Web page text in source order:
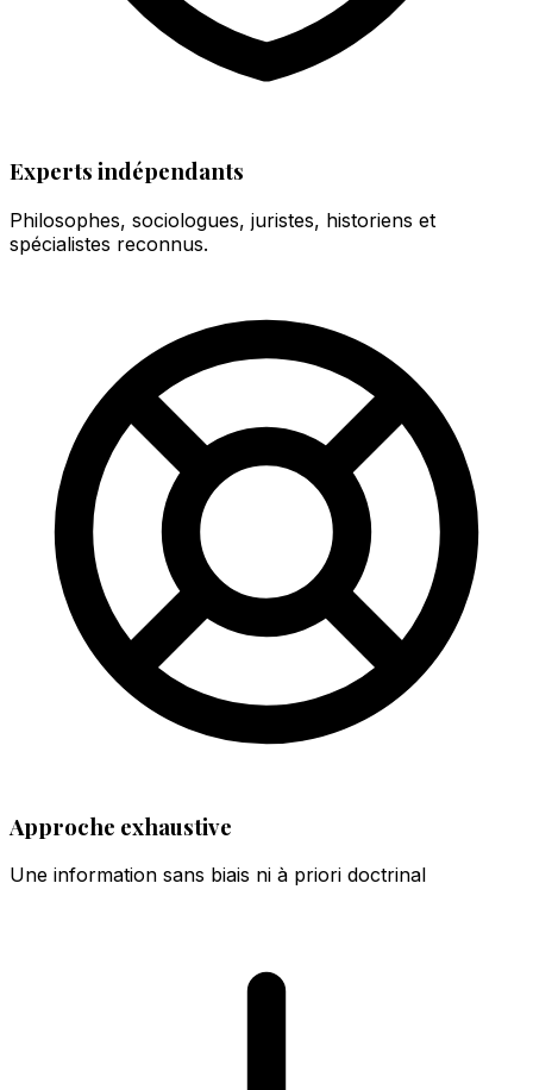
Experts indépendants
Philosophes, sociologues, juristes, historiens et
spécialistes reconnus.
Approche exhaustive
Une information sans biais ni à priori doctrinal